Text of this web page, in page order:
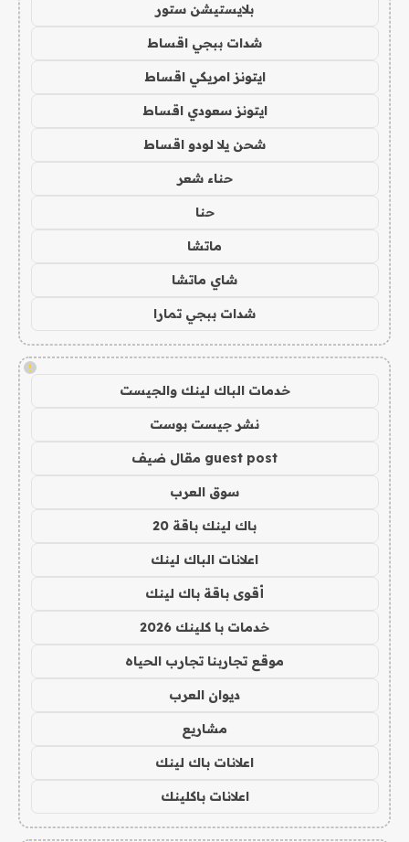
بلايستيشن ستور
شدات ببجي اقساط
ايتونز امريكي اقساط
ايتونز سعودي اقساط
شحن يلا لودو اقساط
حناء شعر
حنا
ماتشا
شاي ماتشا
شدات ببجي تمارا
!
خدمات الباك لينك والجيست
نشر جيست بوست
guest post مقال ضيف
سوق العرب
باك لينك باقة 20
اعلانات الباك لينك
أقوى باقة باك لينك
خدمات با كلينك 2026
موقع تجاربنا تجارب الحياه
ديوان العرب
مشاريع
اعلانات باك لينك
اعلانات باكلينك